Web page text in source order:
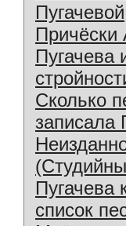
Пугачевой
Причёски
Пугачева
Сколько
записала
Пугачева
список